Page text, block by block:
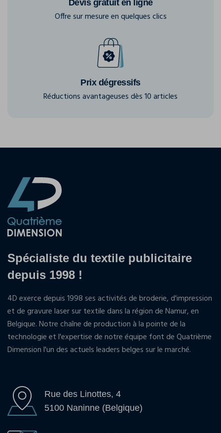
Devis gratuit en ligne
Offre sur mesure en quelques clics
Prix dégressifs
Réductions avantageuses dès 10 articles
Spécialiste du textile publicitaire
depuis 1998 !
4D exerce depuis 1998 ses activités de broderie, d'impression
et de gravure laser sur textile dans la région de Namur, en
Belgique. Notre chaîne de production à la pointe de la
technologie et l'expertise de notre équipe font de Quatrième
Dimension l'un des actuels leaders belges sur le marché.
Rue des Linottes, 4
5100 Naninne (Belgique)